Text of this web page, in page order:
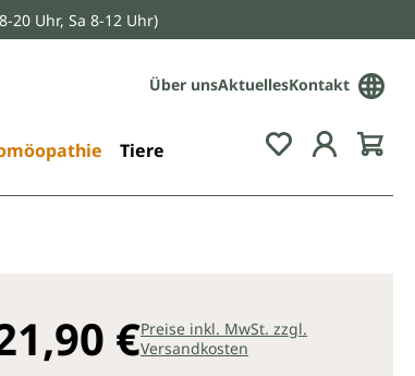
20 Uhr, Sa 8-12 Uhr)
Über unsAktuellesKontakt
Tiere Du hast 0
€Preise inkl. MwSt. zzgl.
Versandkosten